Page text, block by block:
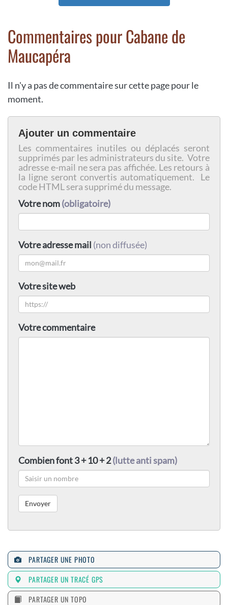
Commentaires pour Cabane de
Maucapéra
Il n'y a pas de commentaire sur cette page pour le
moment.
Ajouter un commentaire
Les commentaires inutiles ou déplacés seront
supprimés par les administrateurs du site. Votre
adresse e-mail ne sera pas affichée. Les retours à
la ligne seront convertis automatiquement. Le
code HTML sera supprimé du message.
Votre nom(obligatoire)
Votre adresse mail (non diffusée)
Votre site web
Votre commentaire
Combien font 3 + 10 + 2(lutte anti spam)
PARTAGER UNE PHOTO
PARTAGER UN TRACÉ GPS
PARTAGER UN TOPO